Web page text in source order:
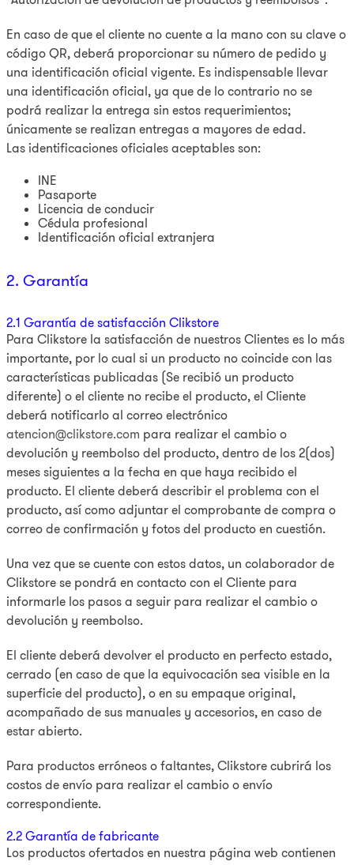
En caso de que el cliente no cuente a la mano con su clave o
código QR, deberá proporcionar su número de pedido y
una identificación oficial vigente. Es indispensable llevar
una identificación oficial, ya que de lo contrario no se
podrá realizar la entrega sin estos requerimientos;
únicamente se realizan entregas a mayores de edad.
Las identificaciones oficiales aceptables son:
INE
Pasaporte
Licencia de conducir
Cédula profesional
Identificación oficial extranjera
2. Garantía
2.1 Garantía de satisfacción Clikstore
Para Clikstore la satisfacción de nuestros Clientes es lo más
importante, por lo cual si un producto no coincide con las
características publicadas (Se recibió un producto
diferente) o el cliente no recibe el producto, el Cliente
deberá notificarlo al correo electrónico
atencion@clikstore.com para realizar el cambio o
devolución y reembolso del producto, dentro de los 2(dos)
meses siguientes a la fecha en que haya recibido el
producto. El cliente deberá describir el problema con el
producto, así como adjuntar el comprobante de compra o
correo de confirmación y fotos del producto en cuestión.
Una vez que se cuente con estos datos, un colaborador de
Clikstore se pondrá en contacto con el Cliente para
informarle los pasos a seguir para realizar el cambio o
devolución y reembolso.
El cliente deberá devolver el producto en perfecto estado,
cerrado (en caso de que la equivocación sea visible en la
superficie del producto), o en su empaque original,
acompañado de sus manuales y accesorios, en caso de
estar abierto.
Para productos erróneos o faltantes, Clikstore cubrirá los
costos de envío para realizar el cambio o envío
correspondiente.
2.2 Garantía de fabricante
Los productos ofertados en nuestra página web contienen